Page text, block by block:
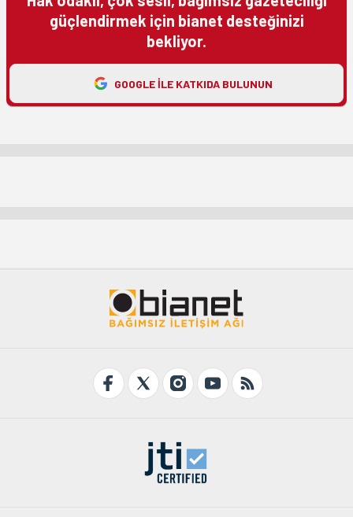
güçlendirmek için bianet desteğinizi
bekliyor.
GOOGLE ILE KATKIDA BULUNUN